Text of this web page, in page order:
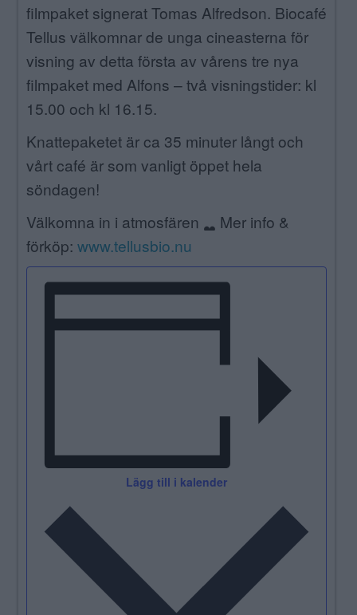
filmpaket signerat Tomas Alfredson. Biocafé
Tellus välkomnar de unga cineasterna för
visning av detta första av vårens tre nya
filmpaket med Alfons – två visningstider: kl
15.00 och kl 16.15.
Knattepaketet är ca 35 minuter långt och
vårt café är som vanligt öppet hela
söndagen!
Välkomna in i atmosfären
Mer info &
förköp:www.tellusbio.nu
Lägg till i kalender